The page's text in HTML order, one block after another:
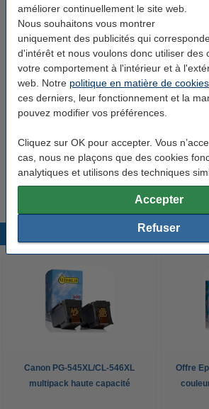
améliorer continuellement le site web.
Nous souhaitons vous montrer
uniquement des publicités qui
d'intérêt et nous voulons donc utiliser des
votre comportement à l'intérieur et à
web. Notre politique en matière de cookies
ces derniers, leur fonctionnement et la
pouvez modifier vos préférences.
Cliquez sur OK pour accepter. Vous
cas, nous ne plaçons que des cookies
analytiques et utilisons des techniques
Accepter
Refuser
Pack avantageux !
123encre papier d'impression 1
feuilles A4 - 80 g/m²
Labels environnementaux et de qualité
Ce papier porte le label écologique
Ce papier porte le label de qualité
Produits populaires
Canon PG-545XL/CL-546XL
multipack haute capacité
Offre